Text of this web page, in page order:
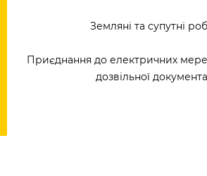
Земляні та супутні
Приєднання до електричних
дозвільної